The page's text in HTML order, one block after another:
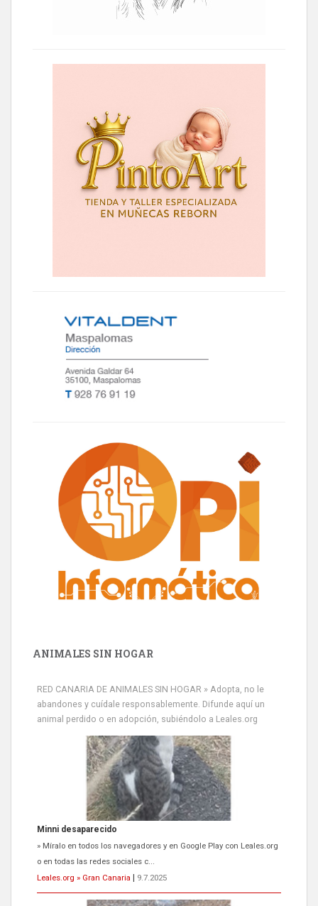
ANIMALES SIN HOGAR
RED CANARIA DE ANIMALES SIN HOGAR » Adopta, no le
abandones y cuídale responsablemente. Difunde aquí un
animal perdido o en adopción, subiéndolo a Leales.org
Minni desaparecido
» Míralo en todos los navegadores y en Google Play con Leales.org
o en todas las redes sociales c...
Leales.org » Gran Canaria
9.7.2025